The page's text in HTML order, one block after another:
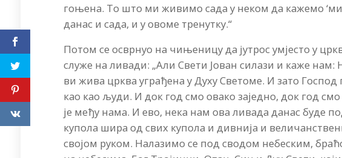
гоњена. То што ми живимо сада у неком да кажемо
данас и сада, и у овоме тренутку.“
Потом се осврнуо на чињеницу да јутрос умјесто у
служе на ливади: „Али Свети Јован силази и каже
ви жива црква уграђена у Духу Светоме. И зато
као као људи. И док год смо овако заједно, док год
је међу нама. И ево, нека нам ова ливада данас буде
купола шира од свих купола и дивнија и
својом руком. Налазимо се под сводом небеским,